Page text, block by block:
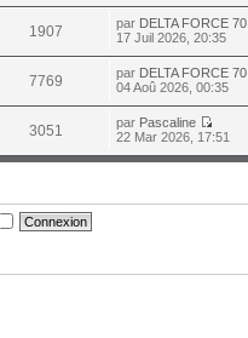
1907 par DELTA FORCE 70
17 Juil 2026, 20:35
7769 par DELTA FORCE 70
04 Aoû 2026, 00:35
3051 par Pascaline
22 Mar 2026, 17:51